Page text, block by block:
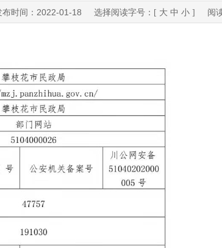
时间： 2022-01-18 选择阅读字号：[ 大 中 小] 阅读